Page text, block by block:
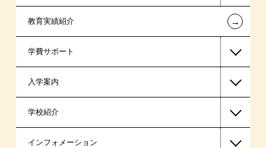
国家公務員・地方公務員系
警察官・消防官系
税理士系
ビジネス系
スポーツ・トレーナー系
教育実績紹介 ←
学費サポート
高等教育の修学支援新制度
日本学生支援機構の奨学金
国の教育ローン
入学案内
一般入学
AO入学
学校紹介
在校生からあなたへ
インフォメーション